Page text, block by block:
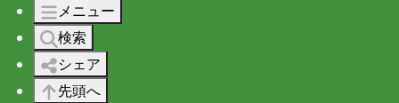
メニュー
検索
シェア
先頭へ